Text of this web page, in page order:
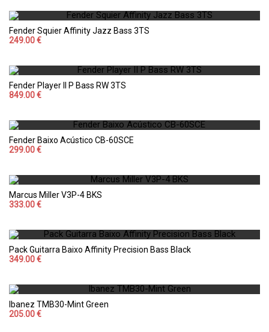
Fender Squier Affinity Jazz Bass 3TS
249.00 €
Fender Player II P Bass RW 3TS
849.00 €
Fender Baixo Acústico CB-60SCE
299.00 €
Marcus Miller V3P-4 BKS
333.00 €
Pack Guitarra Baixo Affinity Precision Bass Black
349.00 €
Ibanez TMB30-Mint Green
205.00 €